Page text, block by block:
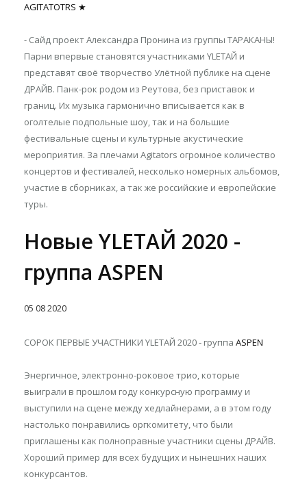
AGITATOTRS ★
- Сайд проект Александра Пронина из группы ТАРАКАНЫ!
Парни впервые становятся участниками YLETAЙ и
представят своё творчество Улётной публике на cцене
ДРАЙВ. Панк-рок родом из Реутова, без приставок и
границ. Их музыка гармонично вписывается как в
оголтелые подпольные шоу, так и на большие
фестивальные сцены и культурные акустические
мероприятия. За плечами Agitators огромное количество
концертов и фестивалей, несколько номерных альбомов,
участие в сборниках, а так же российские и европейские
туры.
Новые YLETAЙ 2020 -
группа ASPEN
05 082020
СОРОК ПЕРВЫЕ УЧАСТНИКИ YLETAЙ 2020 - группа ASPEN
Энергичное, электронно-роковое трио, которые
выиграли в прошлом году конкурсную программу и
выступили на сцене между хедлайнерами, а в этом году
настолько понравились оргкомитету, что были
приглашены как полноправные участники сцены ДРАЙВ.
Хороший пример для всех будущих и нынешних наших
конкурсантов.